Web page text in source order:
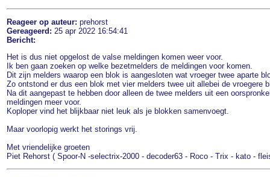
Reageer op auteur: prehorst
Gereageerd: 25 apr 2022 16:54:41
Bericht:
Het is dus niet opgelost de valse meldingen komen weer voor.
Ik ben gaan zoeken op welke bezetmelders de meldingen voor komen.
Dit zijn melders waarop een blok is aangesloten wat vroeger twee aparte
Zo ontstond er dus een blok met vier melders twee uit allebei de vroegere
Na dit aangepast te hebben door alleen de twee melders uit een
meldingen meer voor.
Koploper vind het blijkbaar niet leuk als je blokken samenvoegt.
Maar voorlopig werkt het storings vrij.
Met vriendelijke groeten
Piet Rehorst ( Spoor-N -selectrix-2000 - decoder63 - Roco - Trix - kato -